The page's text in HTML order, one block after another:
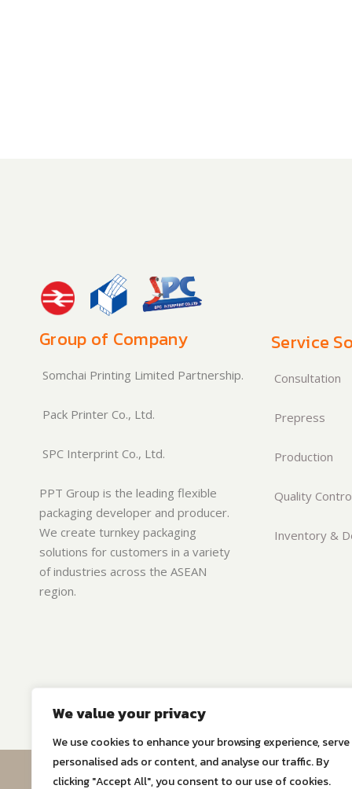
We value your privacy
We use cookies to enhance your browsing experience, serve
personalised ads or content, and analyse our traffic. By
clicking "Accept All", you consent to our use of cookies.
Group of Company
Somchai Printing Limited Partnership.
Pack Printer Co., Ltd.
SPC Interprint Co., Ltd.
PPT Group is the leading flexible
packaging developer and producer.
We create turnkey packaging
solutions for customers in a variety
of industries across the ASEAN
region.
Service
Consultation
Prepress
Production
Quality
Inventory &
©